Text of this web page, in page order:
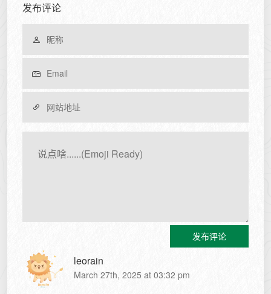
发布评论
发布评论
leorain
March 27th, 2025 at 03:32 pm